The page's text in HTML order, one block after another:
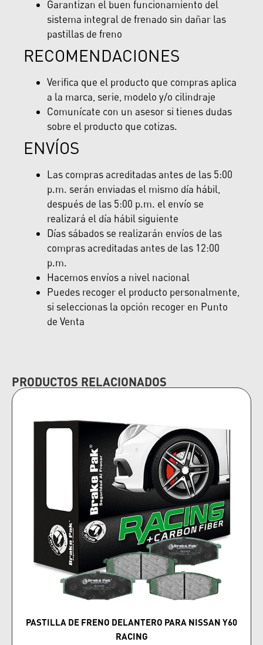
Garantizan el buen funcionamiento del
sistema integral de frenado sin dañar las
pastillas de freno
RECOMENDACIONES
Verifica que el producto que compras aplica
a la marca, serie, modelo y/o cilindraje
Comunícate con un asesor si tienes dudas
sobre el producto que cotizas.
ENVÍOS
Las compras acreditadas antes de las 5:00
p.m. serán enviadas el mismo día hábil,
después de las 5:00 p.m. el envío se
realizará el día hábil siguiente
Días sábados se realizarán envíos de las
compras acreditadas antes de las 12:00
p.m.
Hacemos envíos a nivel nacional
Puedes recoger el producto personalmente,
si seleccionas la opción recoger en Punto
de Venta
PRODUCTOS RELACIONADOS
PASTILLA DE FRENO DELANTERO PARA NISSAN Y60
RACING